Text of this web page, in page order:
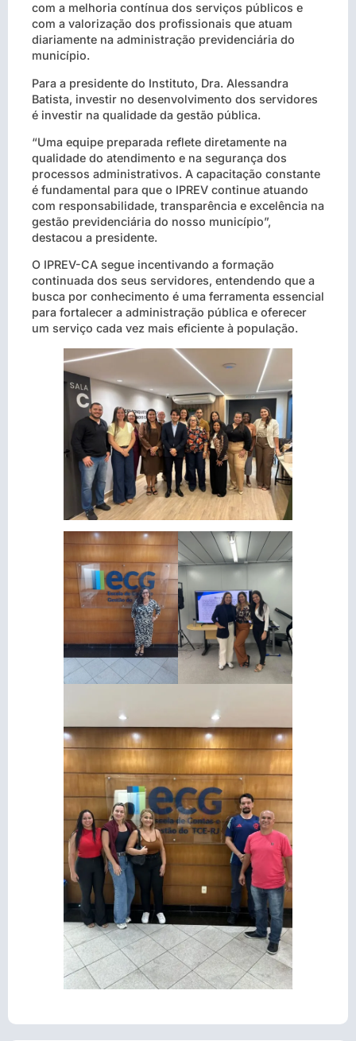
com a melhoria contínua dos serviços públicos e
com a valorização dos profissionais que atuam
diariamente na administração previdenciária do
município.
Para a presidente do Instituto, Dra. Alessandra
Batista, investir no desenvolvimento dos servidores
é investir na qualidade da gestão pública.
“Uma equipe preparada reflete diretamente na
qualidade do atendimento e na segurança dos
processos administrativos. A capacitação constante
é fundamental para que o IPREV continue atuando
com responsabilidade, transparência e excelência na
gestão previdenciária do nosso município”,
destacou a presidente.
O IPREV-CA segue incentivando a formação
continuada dos seus servidores, entendendo que a
busca por conhecimento é uma ferramenta essencial
para fortalecer a administração pública e oferecer
um serviço cada vez mais eficiente à população.